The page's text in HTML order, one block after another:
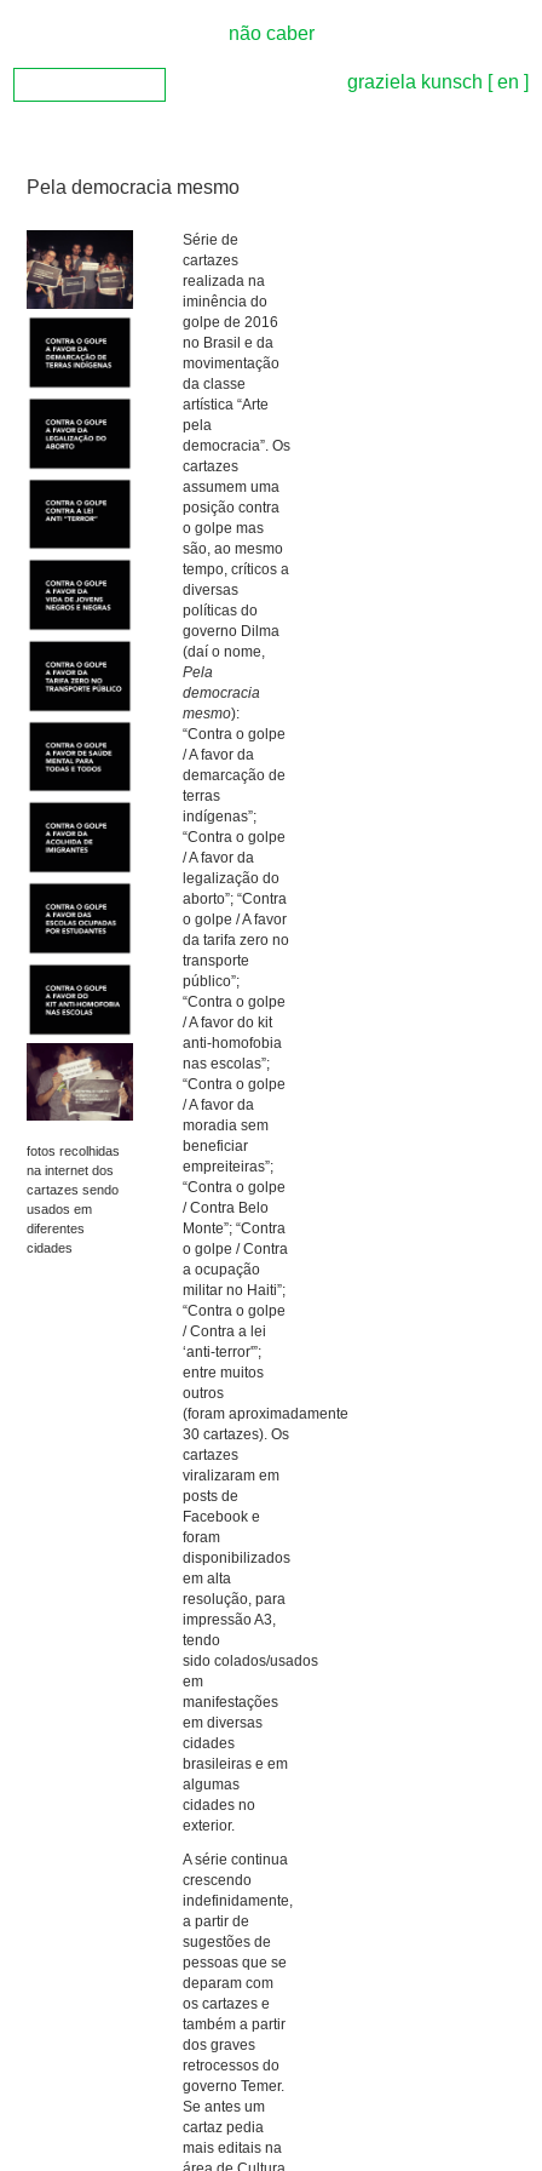
não caber
graziela kunsch [ en ]
Pela democracia mesmo
fotos recolhidas
na internet dos
cartazes sendo
usados em
diferentes
cidades
Série de
cartazes
realizada na
iminência do
golpe de 2016
no Brasil e da
movimentação
da classe
artística “Arte
pela
democracia”. Os
cartazes
assumem uma
posição contra
o golpe mas
são, ao mesmo
tempo, críticos a
diversas
políticas do
governo Dilma
(daí o nome,
Pela
democracia
mesmo):
“Contra o golpe
/ A favor da
demarcação de
terras
indígenas”;
“Contra o golpe
/ A favor da
legalização do
aborto”; “Contra
o golpe / A favor
da tarifa zero no
transporte
público”;
“Contra o golpe
/ A favor do kit
anti-homofobia
nas escolas”;
“Contra o golpe
/ A favor da
moradia sem
beneficiar
empreiteiras”;
“Contra o golpe
/ Contra Belo
Monte”; “Contra
o golpe / Contra
a ocupação
militar no Haiti”;
“Contra o golpe
/ Contra a lei
‘anti-terror'”;
entre muitos
outros
(foram aproximadamente
30 cartazes). Os
cartazes
viralizaram em
posts de
Facebook e
foram
disponibilizados
em alta
resolução, para
impressão A3,
tendo
sido colados/usados
em
manifestações
em diversas
cidades
brasileiras e em
algumas
cidades no
exterior.
A série continua
crescendo
indefinidamente,
a partir de
sugestões de
pessoas que se
deparam com
os cartazes e
também a partir
dos graves
retrocessos do
governo Temer.
Se antes um
cartaz pedia
mais editais na